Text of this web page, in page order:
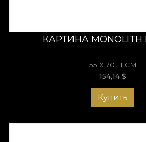
КАРТИНА MONOLITH
55 X 70 H СМ
154,14 $
Купить